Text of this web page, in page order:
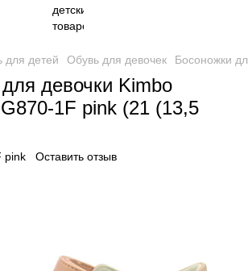
для детей Обувь для девочек Босоножки
девочки Kimbo
1F pink (21 (13,5
pink Оставить отзыв